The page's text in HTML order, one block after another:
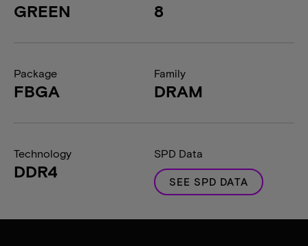
GREEN 8
Package
FBGA
Family
DRAM
Technology
DDR4
SPD Data
SEE SPD DATA